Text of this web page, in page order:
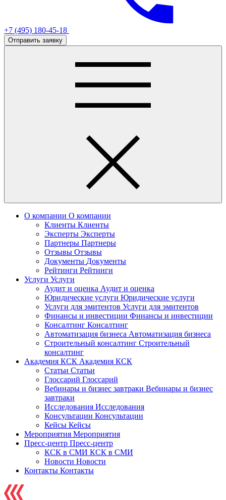
+7 (495) 180-45-18
Отправить заявку
О компании О компании
Клиенты Клиенты
Эксперты Эксперты
Партнеры Партнеры
Отзывы Отзывы
Документы Документы
Рейтинги Рейтинги
Услуги Услуги
Аудит и оценка Аудит и оценка
Юридические услуги Юридические услуги
Услуги для эмитентов Услуги для эмитентов
Финансы и инвестиции Финансы и инвестиции
Консалтинг Консалтинг
Автоматизация бизнеса Автоматизация бизнеса
Строительный консалтинг Строительный
консалтинг
Академия КСК Академия КСК
Статьи Статьи
Глоссарий Глоссарий
Вебинары и бизнес завтраки Вебинары и бизнес
завтраки
Исследования Исследования
Консультации Консультации
Кейсы Кейсы
Мероприятия Мероприятия
Пресс-центр Пресс-центр
КСК в СМИ КСК в СМИ
Новости Новости
Контакты Контакты